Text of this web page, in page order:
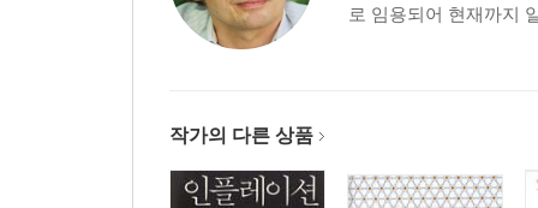
2. 목표 금액을 정하는 순간 목표와 멀어진다 : 정박
1. 부자들의 머릿속엔 회계 장부가 있다 : 심적 회계
로 임용되어 현재까지
작가의 다른 상품